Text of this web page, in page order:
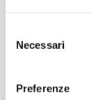
delNecessari
Preferenze